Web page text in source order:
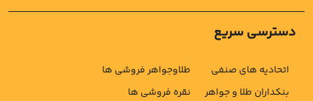
دسترسی سریع
اتحادیه های صنفی
بنکداران طلا و جواهر
طلاوجواهر فروشی ها
نقره فروشی ها